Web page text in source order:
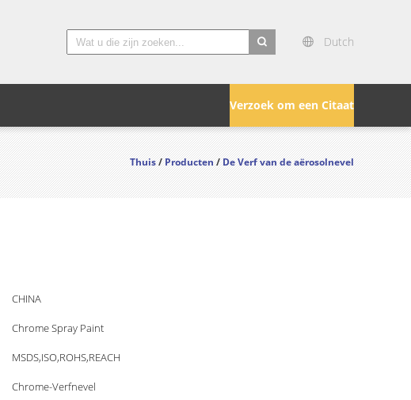
Dutch
Verzoek om een Citaat
Thuis/Producten/De Verf van de aërosolnevel
CHINA
Chrome Spray Paint
MSDS,ISO,ROHS,REACH
Chrome-Verfnevel